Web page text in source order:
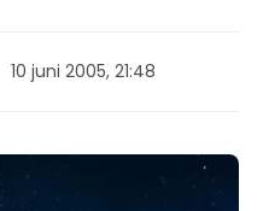
10 juni 2005, 21:48